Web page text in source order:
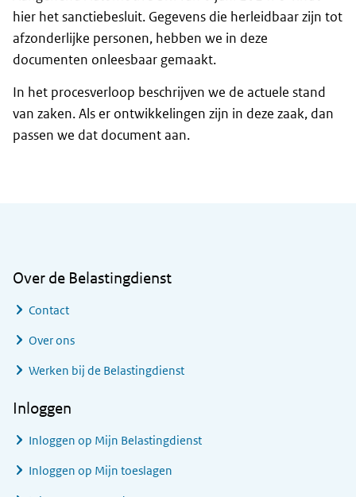
hier het sanctiebesluit. Gegevens die herleidbaar zijn tot
afzonderlijke personen, hebben we in deze
documenten onleesbaar gemaakt.
In het procesverloop beschrijven we de actuele stand
van zaken. Als er ontwikkelingen zijn in deze zaak, dan
passen we dat document aan.
Over de Belastingdienst
Contact
Over ons
Werken bij de Belastingdienst
Inloggen
Inloggen op Mijn Belastingdienst
Inloggen op Mijn toeslagen